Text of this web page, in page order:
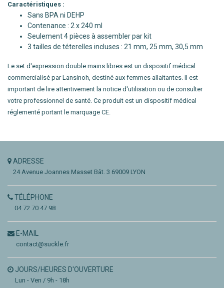
Caractéristiques :
Sans BPA ni DEHP
Contenance : 2 x 240 ml
Seulement 4 pièces à assembler par kit
3 tailles de téterelles incluses : 21 mm, 25 mm, 30,5 mm
Le set d'expression double mains libres est un dispositif médical
commercialisé par Lansinoh, destiné aux femmes allaitantes. Il est
important de lire attentivement la notice d'utilisation ou de consulter
votre professionnel de santé. Ce produit est un dispositif médical
réglementé portant le marquage CE.
ADRESSE
24 Avenue Joannes Masset Bât. 3 69009 LYON
TÉLÉPHONE
04 72 70 47 98
E-MAIL
contact@suckle.fr
JOURS/HEURES D'OUVERTURE
Lun - Ven / 9h - 18h